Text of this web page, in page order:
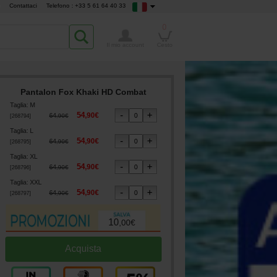
Contattaci Telefono : +33 5 61 64 40 33
Pantalon Fox Khaki HD Combat
Taglia: M
268794] 64,90€ 54,90€
Taglia: L
268795] 64,90€ 54,90€
Taglia: XL
268796] 64,90€ 54,90€
Taglia: XXL
268797] 64,90€ 54,90€
10,00€